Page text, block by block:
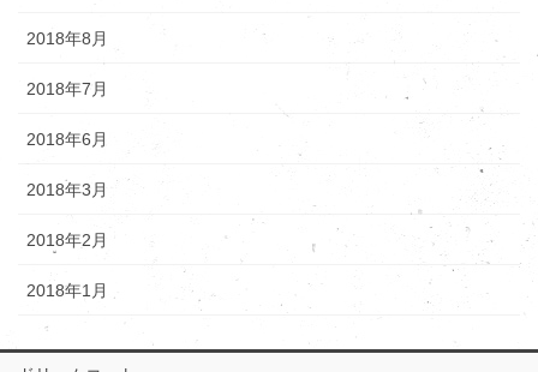
2018年8月
2018年7月
2018年6月
2018年3月
2018年2月
2018年1月